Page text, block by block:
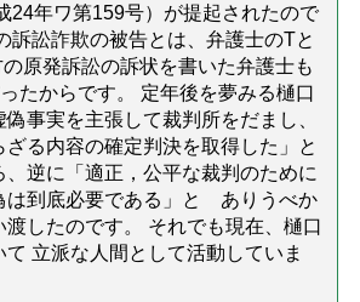
24年ワ第159号）が提起されたので
訟詐欺の被告とは、弁護士のTと
原発訴訟の訴状を書いた弁護士も
たからです。 定年後を夢みる樋口
事実を主張して裁判所をだまし、
る内容の確定判決を取得した」と
逆に「適正，公平な裁判のために
は到底必要である」と ありうべか
渡したのです。 それでも現在、樋口
立派な人間として活動していま